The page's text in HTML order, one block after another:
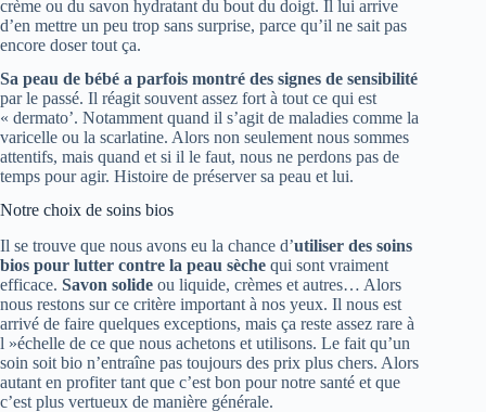
crème ou du savon hydratant du bout du doigt. Il lui arrive
d’en mettre un peu trop sans surprise, parce qu’il ne sait pas
encore doser tout ça.
Sa peau de bébé a parfois montré des signes de sensibilité
par le passé. Il réagit souvent assez fort à tout ce qui est
« dermato’. Notamment quand il s’agit de maladies comme la
varicelle ou la scarlatine. Alors non seulement nous sommes
attentifs, mais quand et si il le faut, nous ne perdons pas de
temps pour agir. Histoire de préserver sa peau et lui.
Notre choix de soins bios
Il se trouve que nous avons eu la chance d’utiliser des soins
bios pour lutter contre la peau sèche qui sont vraiment
efficace. Savon solide ou liquide, crèmes et autres… Alors
nous restons sur ce critère important à nos yeux. Il nous est
arrivé de faire quelques exceptions, mais ça reste assez rare à
l »échelle de ce que nous achetons et utilisons. Le fait qu’un
soin soit bio n’entraîne pas toujours des prix plus chers. Alors
autant en profiter tant que c’est bon pour notre santé et que
c’est plus vertueux de manière générale.